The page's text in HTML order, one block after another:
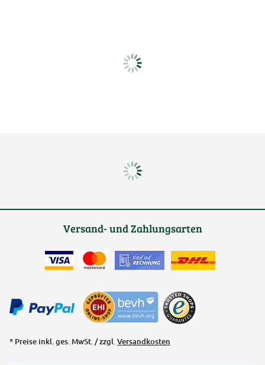
Versand- und Zahlungsarten
* Preise inkl. ges. MwSt. / zzgl.Versandkosten